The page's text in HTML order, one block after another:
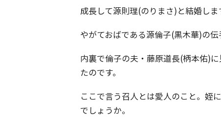
成長して源則理(のりまさ)と結婚し
やがておばである源倫子(黒木華)の
内裏で倫子の夫・藤原道長(柄本佑)
たのです。
ここで言う召人とは愛人のこと。姪
でしょうか。